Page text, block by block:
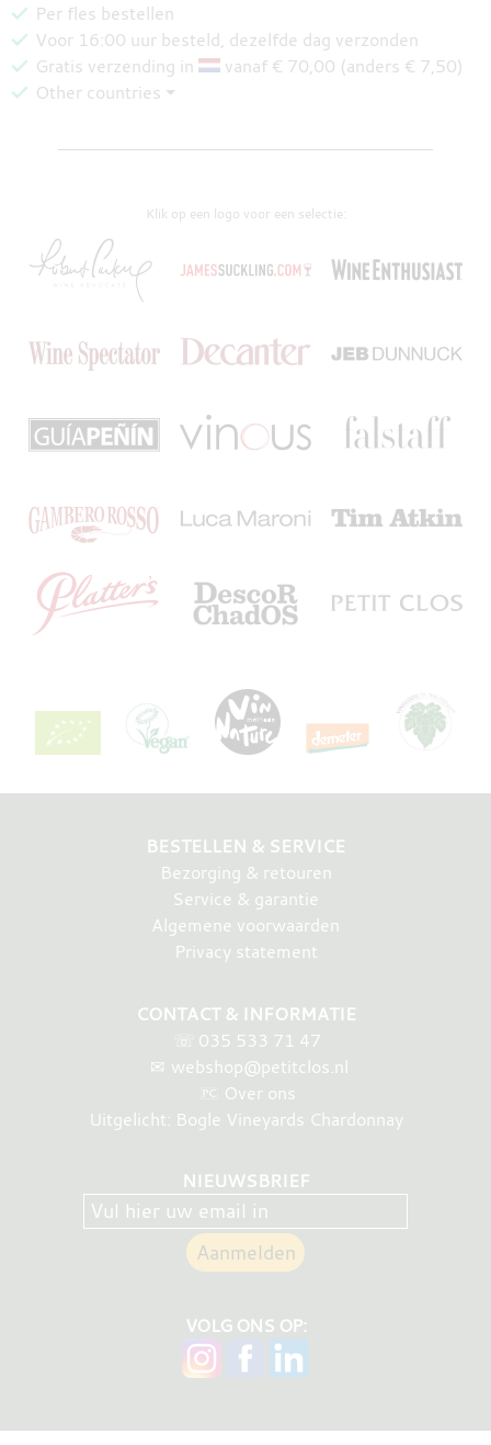
Per fles bestellen
Voor 16:00 uur besteld, dezelfde dag verzonden
Gratis verzending in
vanaf € 70,00 (anders € 7,50)
Other countries ⏷
Klik op een logo voor een selectie:
BESTELLEN & SERVICE
Bezorging & retouren
Service & garantie
Algemene voorwaarden
Privacy statement
CONTACT & INFORMATIE
☏ 035 533 71 47
✉ webshop@petitclos.nl
Over ons
Uitgelicht: Bogle Vineyards Chardonnay
NIEUWSBRIEF
VOLG ONS OP: